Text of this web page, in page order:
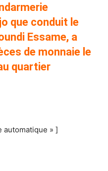
que conduit le
Essame, a
de monnaie le
quartier
automatique » ]